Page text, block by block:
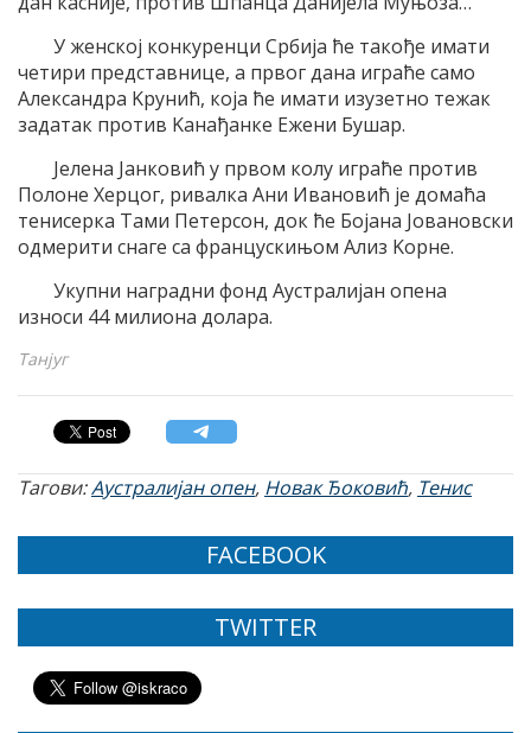
У женскоj конкуренци Србиjа ће такође имати
четири представнице, а првог дана играће само
Aлександра Kрунић, коjа ће имати изузетно тежак
задатак против Kанађанке Eжени Бушар.
Jелена Jанковић у првом колу играће против
Полоне Херцог, ривалка Aни Ивановић jе домаћа
тенисерка Tами Петерсон, док ће Боjана Jовановски
одмерити снаге са францускињом Aлиз Kорне.
Укупни наградни фонд Aустралиjан опена
износи 44 милиона долара.
Танјуг
Тагови:Аустралијан опен, Новак Ђоковић, Тенис
FACEBOOK
TWITTER